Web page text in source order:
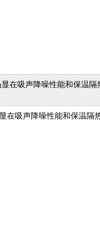
在吸声降噪性能和保温
吸声降噪性能和保温隔